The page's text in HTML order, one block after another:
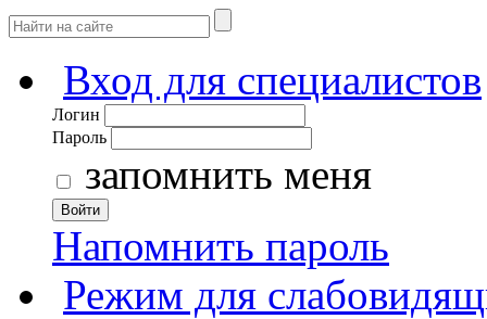
Вход для специалистов
Логин
Пароль
запомнить меня
Войти
Напомнить пароль
Режим для